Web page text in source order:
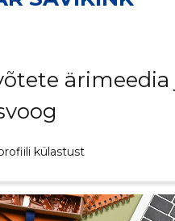
ärimeedia
külastust